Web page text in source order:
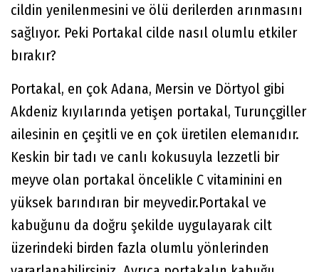
cildin yenilenmesini ve ölü derilerden arınmasını
sağlıyor. Peki Portakal cilde nasıl olumlu etkiler
bırakır?
Portakal, en çok Adana, Mersin ve Dörtyol gibi
Akdeniz kıyılarında yetişen portakal, Turunçgiller
ailesinin en çeşitli ve en çok üretilen elemanıdır.
Keskin bir tadı ve canlı kokusuyla lezzetli bir
meyve olan portakal öncelikle C vitaminini en
yüksek barındıran bir meyvedir.Portakal ve
kabuğunu da doğru şekilde uygulayarak cilt
üzerindeki birden fazla olumlu yönlerinden